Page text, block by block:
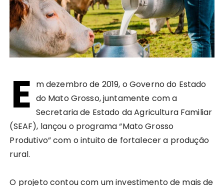
E m dezembro de 2019, o Governo do Estado
do Mato Grosso, juntamente com a
Secretaria de Estado da Agricultura Familiar
(SEAF), lançou o programa “Mato Grosso
Produtivo” com o intuito de fortalecer a produção
rural.
O projeto contou com um investimento de mais de